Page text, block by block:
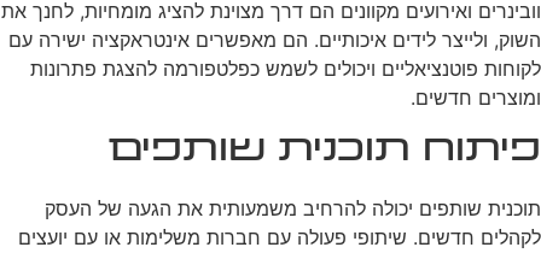
וובינרים ואירועים מקוונים הם דרך מצוינת להציג מומחיות, לחנך את
השוק, ולייצר לידים איכותיים. הם מאפשרים אינטראקציה ישירה עם
לקוחות פוטנציאליים ויכולים לשמש כפלטפורמה להצגת פתרונות
ומוצרים חדשים.
פיתוח תוכנית שותפים
תוכנית שותפים יכולה להרחיב משמעותית את הגעה של העסק
לקהלים חדשים. שיתופי פעולה עם חברות משלימות או עם יועצים